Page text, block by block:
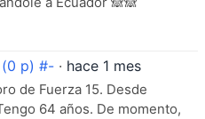
(0 p) #- · hace 1 mes
de Fuerza 15. Desde
64 años. De momento,